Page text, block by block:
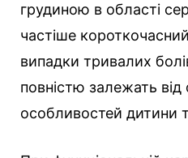
грудиною в області
частіше
випадки тривалих
повністю залежать від
особливостей дитини